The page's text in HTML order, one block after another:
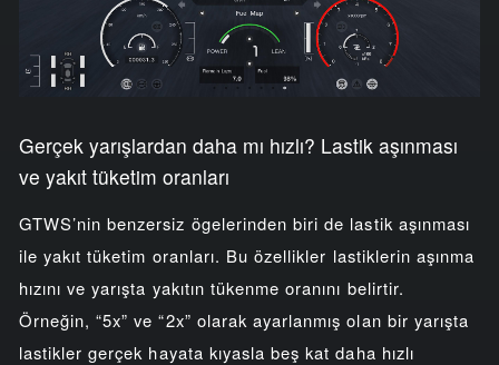
Gerçek yarışlardan daha mı hızlı? Lastik aşınması
ve yakıt tüketim oranları
GTWS’nin benzersiz ögelerinden biri de lastik aşınması
ile yakıt tüketim oranları. Bu özellikler lastiklerin aşınma
hızını ve yarışta yakıtın tükenme oranını belirtir.
Örneğin, “5x” ve “2x” olarak ayarlanmış olan bir yarışta
lastikler gerçek hayata kıyasla beş kat daha hızlı